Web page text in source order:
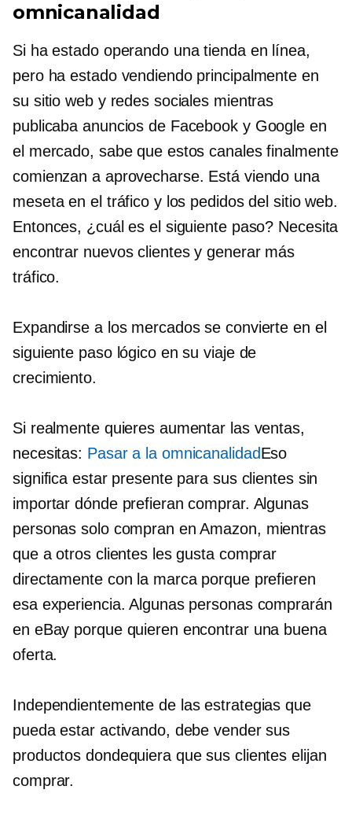
omnicanalidad
Si ha estado operando una tienda en línea,
pero ha estado vendiendo principalmente en
su sitio web y redes sociales mientras
publicaba anuncios de Facebook y Google en
el mercado, sabe que estos canales finalmente
comienzan a aprovecharse. Está viendo una
meseta en el tráfico y los pedidos del sitio web.
Entonces, ¿cuál es el siguiente paso? Necesita
encontrar nuevos clientes y generar más
tráfico.
Expandirse a los mercados se convierte en el
siguiente paso lógico en su viaje de
crecimiento.
Si realmente quieres aumentar las ventas,
necesitas: Pasar a la omnicanalidadEso
significa estar presente para sus clientes sin
importar dónde prefieran comprar. Algunas
personas solo compran en Amazon, mientras
que a otros clientes les gusta comprar
directamente con la marca porque prefieren
esa experiencia. Algunas personas comprarán
en eBay porque quieren encontrar una buena
oferta.
Independientemente de las estrategias que
pueda estar activando, debe vender sus
productos dondequiera que sus clientes elijan
comprar.